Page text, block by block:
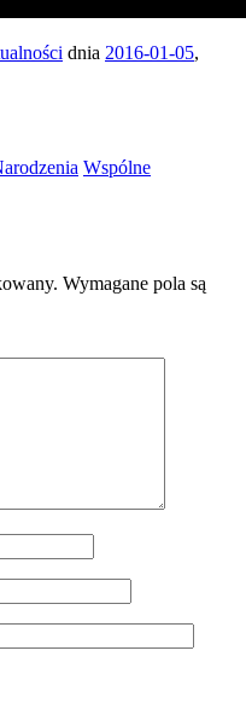
dnia 2016-01-05,
Wspólne
Wymagane pola są